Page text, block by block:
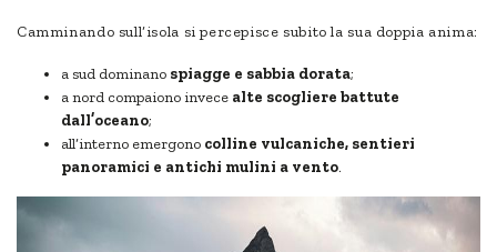
Camminando sull’isola si percepisce subito la sua doppia anima:
a sud dominano spiagge e sabbia dorata;
a nord compaiono invece alte scogliere battute
dall’oceano;
all’interno emergono colline vulcaniche, sentieri
panoramici e antichi mulini a vento.